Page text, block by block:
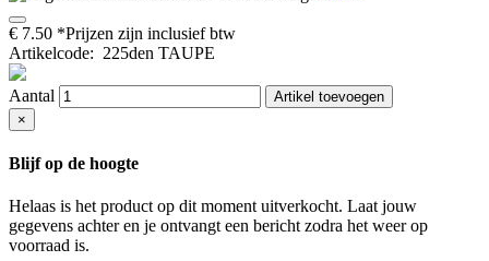
€ 7.50 *Prijzen zijn inclusief btw
Artikelcode: 225den TAUPE
Aantal
Artikel toevoegen
×
Blijf op de hoogte
Helaas is het product op dit moment uitverkocht. Laat jouw
gegevens achter en je ontvangt een bericht zodra het weer op
voorraad is.